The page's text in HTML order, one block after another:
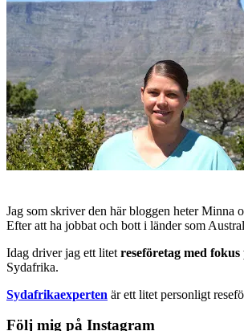
Jag som skriver den här bloggen heter Minna
Efter att ha jobbat och bott i länder som
Idag driver jag ett litet reseföretag med
Sydafrika.
Sydafrikaexperten är ett litet personligt
Följ mig på Instagram